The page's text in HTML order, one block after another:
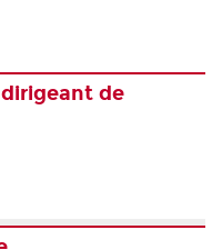
de